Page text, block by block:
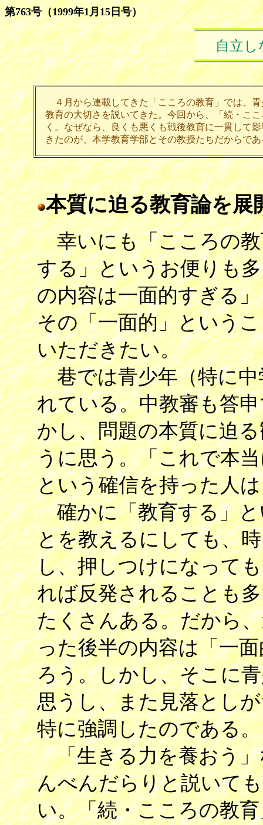
第763号（1999年1月15日号）
自立
４月から連載してきた「こころの教育」では、
教育の大切さを説いてきた。今回から、「続・こ
く。なぜなら、良くも悪くも戦後教育に一貫して
きたのが、本学教育学部とその教授たちだからであ
本質に迫る教育論を展
幸いにも「こころの教
する」というお便りも
の内容は一面的すぎる
その「一面的」という
いただきたい。
巷では青少年（特に中
れている。中教審も答
かし、問題の本質に迫
うに思う。「これで本
という確信を持った人
確かに「教育する」と
とを教えるにしても、
し、押しつけになって
れば反発されることも
たくさんある。だから
った後半の内容は「一
ろう。しかし、そこに
思うし、また見落とし
特に強調したのである。
「生きる力を養おう」
んべんだらりと説いて
い。「続・こころの教